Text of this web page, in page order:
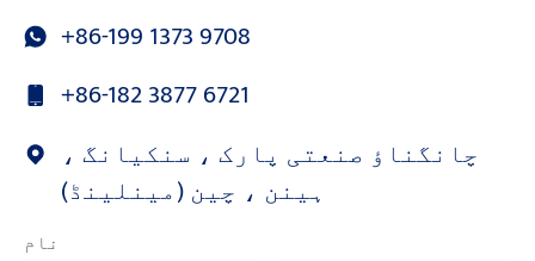
+86-199 1373 9708
+86-182 3877 6721
چانگناؤ صنعتی پارک ، سنکیانگ ،
ہینن ، چین (مینلینڈ)
نام